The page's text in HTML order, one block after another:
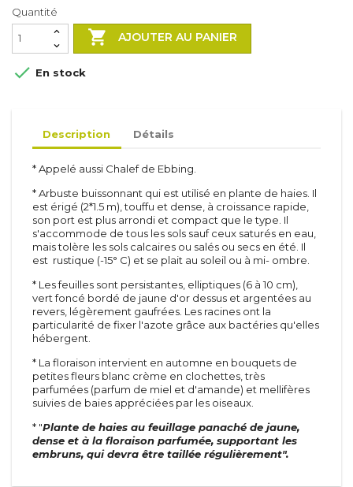
Arbustes
Méditerranéen
D'été
A feuillage
De terre de bruyère
De haie
graminées
Vivaces
Graminées
Conifères
Conifères
Conifères de greffe
Inerte
Toiles
Agrégats
Terreaux et engrais
Rosiers
Polyanthas
Parfumés
Tiges
Anglais et miniatures
Arbustes à parfum
Quantité
 AJOUTER AU PANIER
 En stock
Description Détails
* Appelé aussi Chalef de Ebbing.
* Arbuste buissonnant qui est utilisé en plante de haies. Il
est érigé (2*1.5 m), touffu et dense, à croissance rapide,
son port est plus arrondi et compact que le type. Il
s'accommode de tous les sols sauf ceux saturés en eau,
mais tolère les sols calcaires ou salés ou secs en été. Il
est rustique (-15° C) et se plait au soleil ou à mi- ombre.
* Les feuilles sont persistantes, elliptiques (6 à 10 cm),
vert foncé bordé de jaune d'or dessus et argentées au
revers, légèrement gaufrées. Les racines ont la
particularité de fixer l'azote grâce aux bactéries qu'elles
hébergent.
* La floraison intervient en automne en bouquets de
petites fleurs blanc crème en clochettes, très
parfumées (parfum de miel et d'amande) et mellifères
suivies de baies appréciées par les oiseaux.
* "Plante de haies au feuillage panaché de jaune,
dense et à la floraison parfumée, supportant les
embruns, qui devra être taillée régulièrement".